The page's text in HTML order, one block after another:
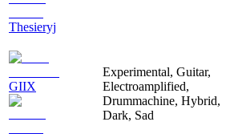
Thesieryj
GIIX
Experimental, Guitar,
Electroamplified,
Drummachine, Hybrid,
Dark, Sad